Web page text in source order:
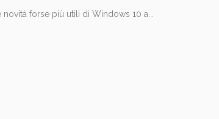
novità forse più utili di Windows 10 a...